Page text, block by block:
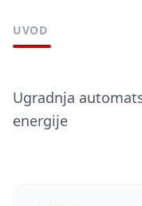
UVOD
Ugradnja
energije